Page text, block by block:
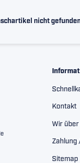
nicht
Kontakt
Wir
Zahlung
Sitemap